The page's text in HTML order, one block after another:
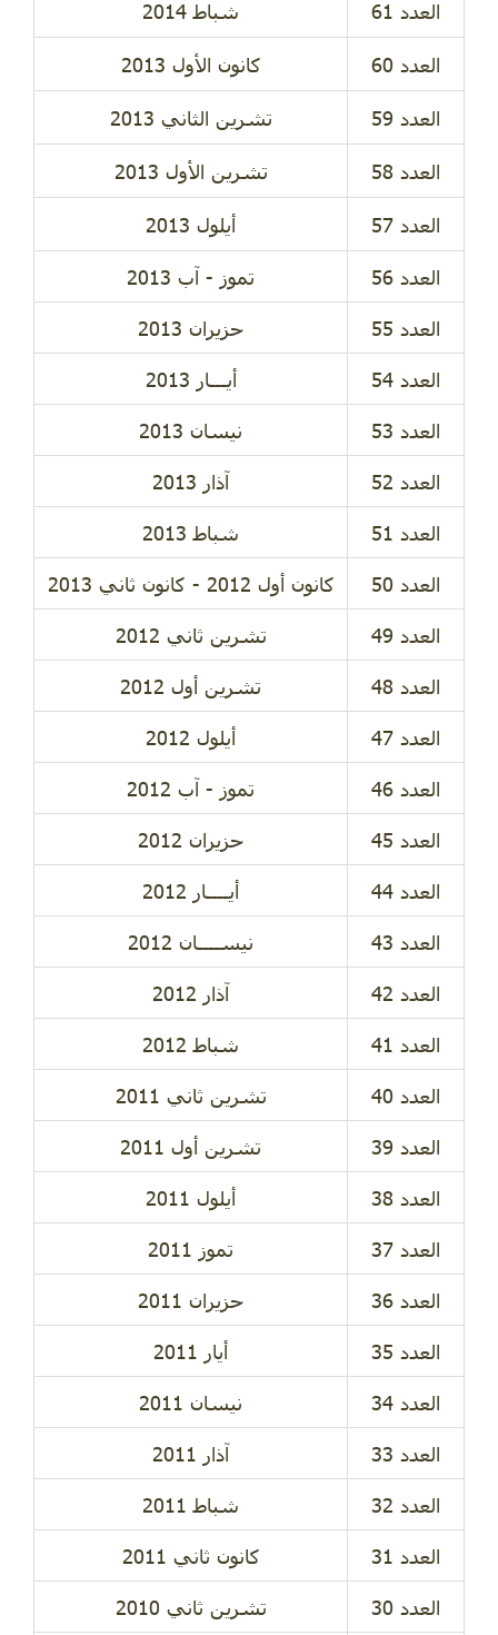
شباط 2014
كانون الأول 2013
تشرين الثاني 2013
تشرين الأول 2013
أيلول 2013
العدد 56
تموز - آب 2013
العدد 55
حزيران 2013
العدد 54
أيـــار 2013
العدد 53
نيسان 2013
العدد 52
آذار 2013
العدد 51
شباط 2013
العدد 50
كانون أول 2012 - كانون ثاني 2013
العدد 49
تشرين ثاني 2012
العدد 48
تشرين أول 2012
العدد 47
أيلول 2012
العدد 46
تموز - آب 2012
العدد 45
حزيران 2012
العدد 44
أيــــار 2012
العدد 43
نيســــان 2012
العدد 42
آذار 2012
العدد 41
شباط 2012
العدد 40
تشرين ثاني 2011
العدد 39
تشرين أول 2011
العدد 38
أيلول 2011
العدد 37
تموز 2011
العدد 36
حزيران 2011
العدد 35
أيار 2011
العدد 34
نيسان 2011
العدد 33
آذار 2011
العدد 32
شباط 2011
العدد 31
كانون ثاني 2011
العدد 30
تشرين ثاني 2010